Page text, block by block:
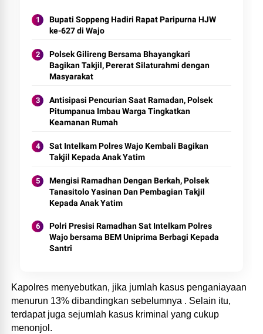
Bupati Soppeng Hadiri Rapat Paripurna HJW
ke-627 di Wajo
Polsek Gilireng Bersama Bhayangkari
Bagikan Takjil, Pererat Silaturahmi dengan
Masyarakat
Antisipasi Pencurian Saat Ramadan, Polsek
Pitumpanua Imbau Warga Tingkatkan
Keamanan Rumah
Sat Intelkam Polres Wajo Kembali Bagikan
Takjil Kepada Anak Yatim
Mengisi Ramadhan Dengan Berkah, Polsek
Tanasitolo Yasinan Dan Pembagian Takjil
Kepada Anak Yatim
Polri Presisi Ramadhan Sat Intelkam Polres
Wajo bersama BEM Uniprima Berbagi Kepada
Santri
Kapolres menyebutkan, jika jumlah kasus penganiayaan
menurun 13% dibandingkan sebelumnya . Selain itu,
terdapat juga sejumlah kasus kriminal yang cukup
menonjol.